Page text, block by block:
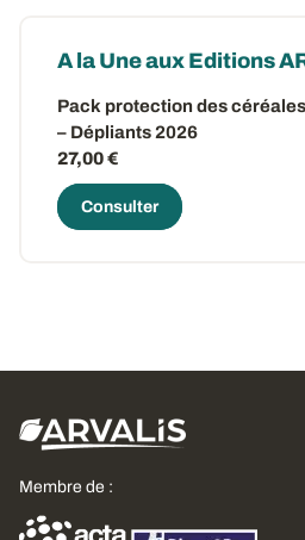
A la Une aux Editions
Pack protection des
– Dépliants 2026
27,00 €
Consulter
Membre de :